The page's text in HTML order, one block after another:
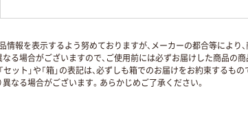
報を表示するよう努めておりますが、メーカーの都合等により
る場合がございますので、ご使用前には必ずお届けした商品の
ット」や「箱」の表記は、必ずしも箱でのお届けをお約束するもの
なる場合がございます。あらかじめご了承ください。